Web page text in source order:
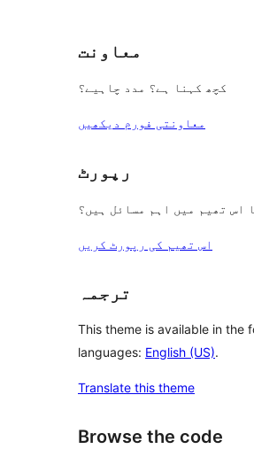
معاونت
کچھ کہنا ہے؟ مدد چاہیے؟
معاونتی فورم دیکھیں
رپورٹ
اس تھیم میں اہم مسائل ہیں؟
اس تھیم کی رپورٹ کریں
ترجمہ
This theme is available in the
languages: English (US).
Translate this theme
Browse the code